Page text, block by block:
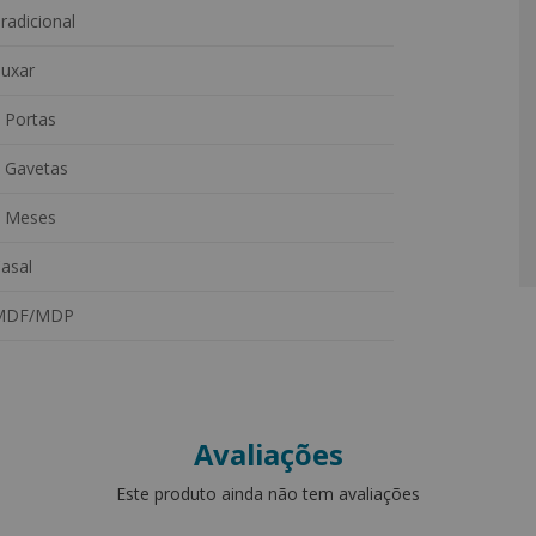
Portas
Gavetas
Meses
MDP
Avaliações
Este produto ainda não tem avaliações